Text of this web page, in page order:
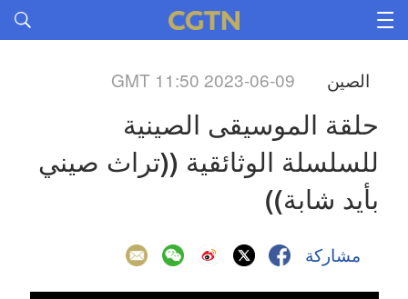
الصين GMT 11:50 2023-06-09
بأيد شابة))
مشاركة